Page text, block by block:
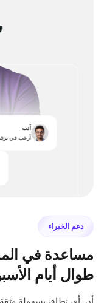
أنت
أرغب في
دعم الخبراء
مساعدة في
طوال أيام